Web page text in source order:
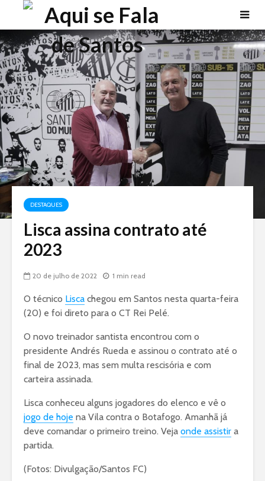
DESTAQUES
Lisca assina contrato até
2023
20 de julho de 2022 1 min read
O técnico Lisca chegou em Santos nesta quarta-feira
(20) e foi direto para o CT Rei Pelé.
O novo treinador santista encontrou com o
presidente Andrés Rueda e assinou o contrato até o
final de 2023, mas sem multa rescisória e com
carteira assinada.
Lisca conheceu alguns jogadores do elenco e vê o
jogo de hoje na Vila contra o Botafogo. Amanhã já
deve comandar o primeiro treino. Veja onde assistir a
partida.
(Fotos: Divulgação/Santos FC)